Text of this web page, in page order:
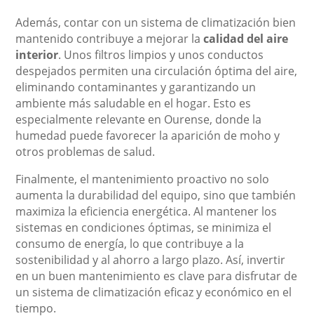
Además, contar con un sistema de climatización bien
mantenido contribuye a mejorar lacalidad del aire
interior. Unos filtros limpios y unos conductos
despejados permiten una circulación óptima del aire,
eliminando contaminantes y garantizando un
ambiente más saludable en el hogar. Esto es
especialmente relevante en Ourense, donde la
humedad puede favorecer la aparición de moho y
otros problemas de salud.
Finalmente, el mantenimiento proactivo no solo
aumenta la durabilidad del equipo, sino que también
maximiza la eficiencia energética. Al mantener los
sistemas en condiciones óptimas, se minimiza el
consumo de energía, lo que contribuye a la
sostenibilidad y al ahorro a largo plazo. Así, invertir
en un buen mantenimiento es clave para disfrutar de
un sistema de climatización eficaz y económico en el
tiempo.